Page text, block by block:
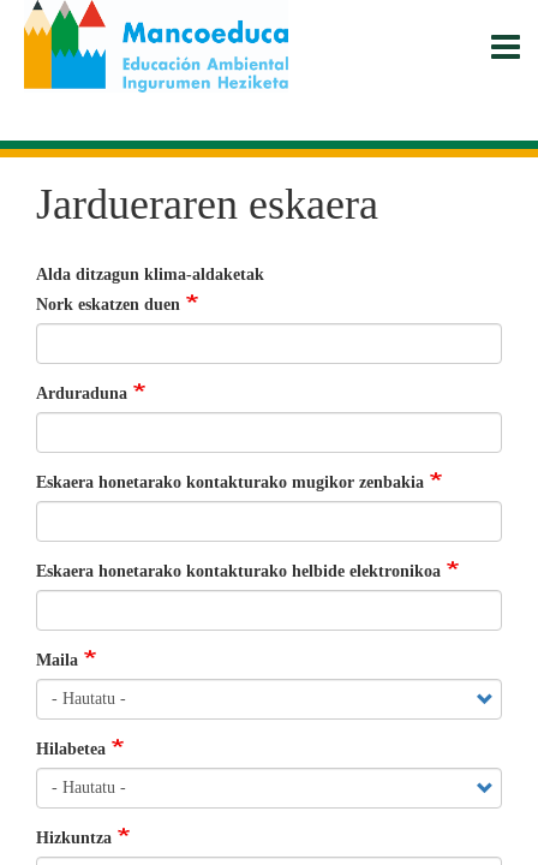
Skip
content
Jardueraren eskaera
Alda ditzagun klima-aldaketak
Nork eskatzen duen
Arduraduna
Eskaera honetarako kontakturako mugikor zenbakia
Eskaera honetarako kontakturako helbide elektronikoa
Maila
Hilabetea
Hizkuntza